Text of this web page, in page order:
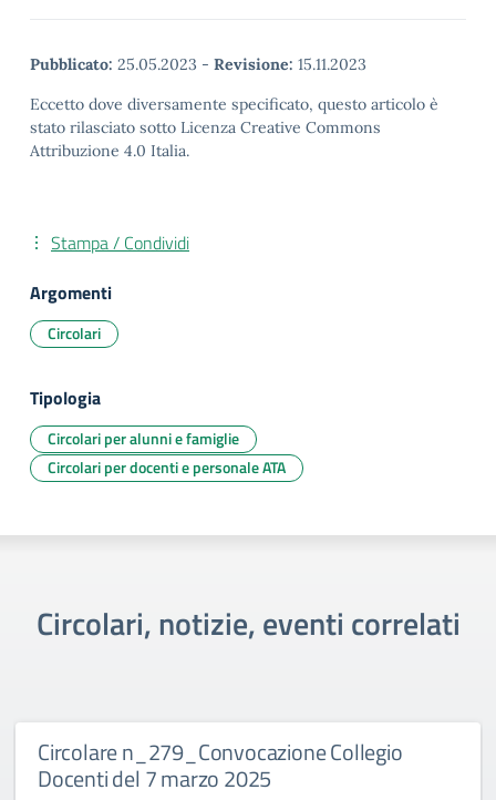
Pubblicato: 25.05.2023 - Revisione: 15.11.2023
Eccetto dove diversamente specificato, questo articolo è
stato rilasciato sotto Licenza Creative Commons
Attribuzione 4.0 Italia.
Stampa / Condividi
Argomenti
Circolari
Tipologia
Circolari per alunni e famiglie
Circolari per docenti e personale ATA
Circolari, notizie, eventi correlati
Circolare n_279_Convocazione Collegio
Docenti del 7 marzo 2025